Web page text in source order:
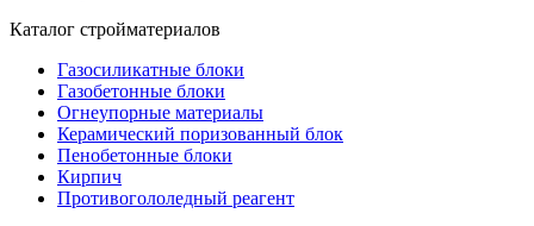
Каталог стройматериалов
Газосиликатные блоки
Газобетонные блоки
Огнеупорные материалы
Керамический поризованный блок
Пенобетонные блоки
Кирпич
Противогололедный реагент